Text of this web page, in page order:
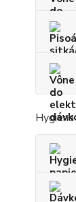
Hygiena